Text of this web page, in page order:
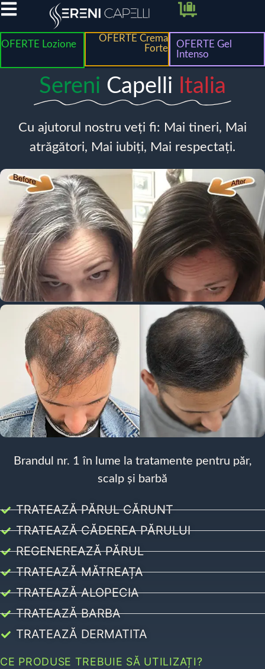
OFERTE Lozione
OFERTE Crema
Forte
OFERTE Gel
Intenso
Sereni Capelli Italia
Cu ajutorul nostru veți fi: Mai tineri, Mai
atrăgători, Mai iubiți, Mai respectați.
Brandul nr. 1 în lume la tratamente pentru păr,
scalp și barbă
TRATEAZĂ PĂRUL CĂRUNT
TRATEAZĂ CĂDEREA PĂRULUI
REGENEREAZĂ PĂRUL
TRATEAZĂ MĂTREAȚA
TRATEAZĂ ALOPECIA
TRATEAZĂ BARBA
TRATEAZĂ DERMATITA
CE PRODUSE TREBUIE SĂ UTILIZAȚI?